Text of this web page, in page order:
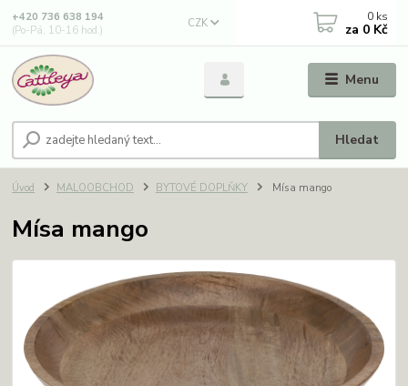
Menu
CZK
Hledat
+420 736 638 194
(Po-Pá, 10-16 hod.)
0 ks
za 0 Kč
Úvod MALOOBCHOD BYTOVÉ DOPLŇKY Mísa mango
Mísa mango